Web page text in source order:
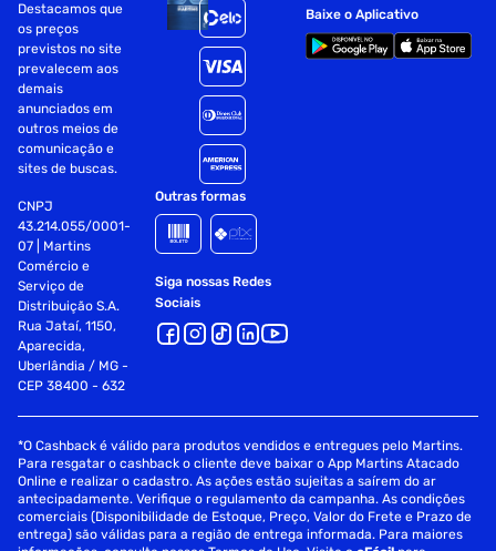
Destacamos que
os preços
previstos no site
prevalecem aos
demais
anunciados em
outros meios de
comunicação e
sites de buscas.
CNPJ
43.214.055/0001-
07 | Martins
Comércio e
Serviço de
Distribuição S.A.
Rua Jataí, 1150,
Aparecida,
Uberlândia / MG -
CEP 38400 - 632
Outras formas
Siga nossas Redes
Sociais
Baixe o Aplicativo
*O Cashback é válido para produtos vendidos e entregues pelo Martins.
Para resgatar o cashback o cliente deve baixar o App Martins Atacado
Online e realizar o cadastro. As ações estão sujeitas a saírem do ar
antecipadamente. Verifique o regulamento da campanha. As condições
comerciais (Disponibilidade de Estoque, Preço, Valor do Frete e Prazo de
entrega) são válidas para a região de entrega informada. Para maiores